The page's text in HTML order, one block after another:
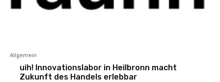
Allgemein
uih! Innovationslabor in Heilbronn macht
Zukunft des Handels erlebbar